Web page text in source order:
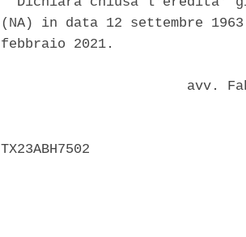
(NA) in data 12 settembre
febbraio 2021.
avv.